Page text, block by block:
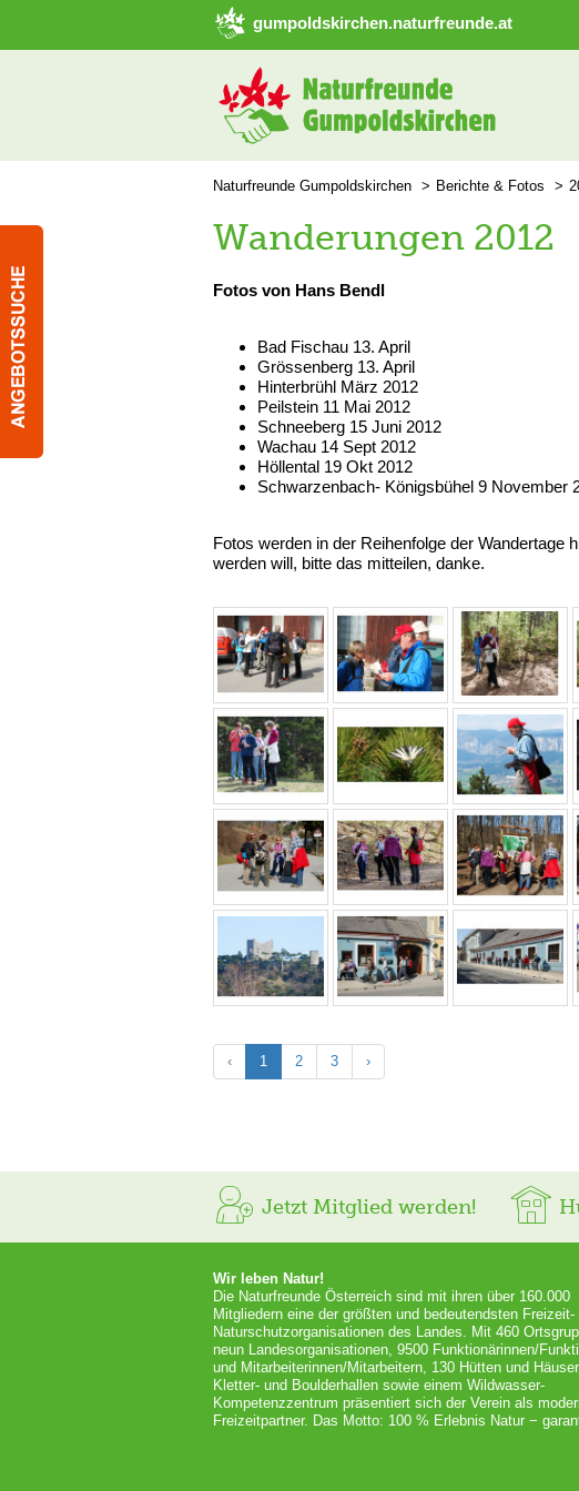
➜ Hauptregion der Seite anspringen
gumpoldskirchen.naturfreunde.at
Naturfreunde Gumpoldskirchen Berichte & Fotos
Wanderungen 2012
Fotos von Hans Bendl
Bad Fischau 13. April
Grössenberg 13. April
Hinterbrühl März 2012
Peilstein 11 Mai 2012
Schneeberg 15 Juni 2012
Wachau 14 Sept 2012
Höllental 19 Okt 2012
Schwarzenbach- Königsbühel 9 November
Fotos werden in der Reihenfolge der Wandertage
werden will, bitte das mitteilen, danke.
‹ 1 2 3 ›
Jetzt Mitglied werden!
Wir leben Natur!
Die Naturfreunde Österreich sind mit ihren über 160.000
Mitgliedern eine der größten und bedeutendsten Freizeit-
Naturschutzorganisationen des Landes. Mit 460
neun Landesorganisationen, 9500 Funktionärinnen/
und Mitarbeiterinnen/Mitarbeitern, 130 Hütten und
Kletter- und Boulderhallen sowie einem Wildwasser-
Kompetenzzentrum präsentiert sich der Verein als
Freizeitpartner. Das Motto: 100 % Erlebnis Natur −